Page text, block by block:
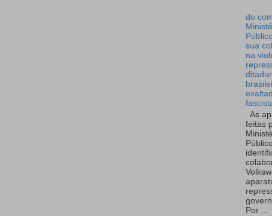
do
sua
na
As
feitas
Por ...